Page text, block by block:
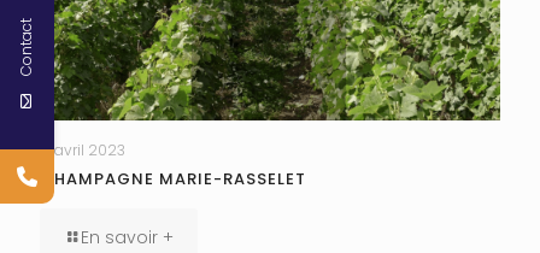
17 avril 2023
CHAMPAGNE MARIE-RASSELET
En savoir +
Contact